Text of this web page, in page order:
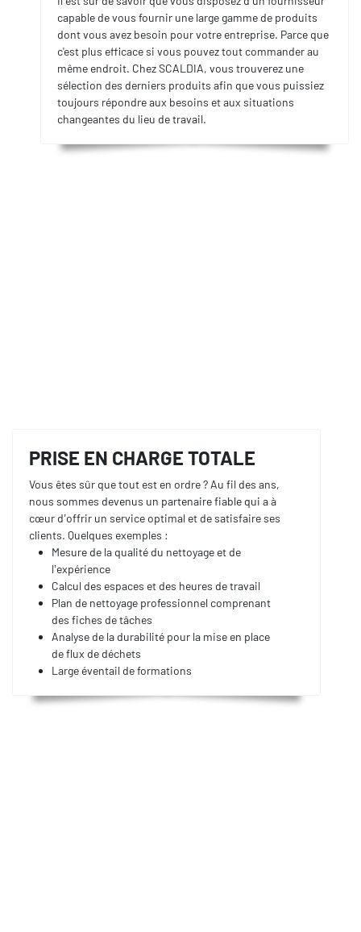
capable de vous fournir une large gamme de produits
dont vous avez besoin pour votre entreprise. Parce que
c'est plus efficace si vous pouvez tout commander au
même endroit. Chez SCALDIA, vous trouverez une
sélection des derniers produits afin que vous puissiez
toujours répondre aux besoins et aux situations
changeantes du lieu de travail.
PRISE EN CHARGE TOTALE
Vous êtes sûr que tout est en ordre ? Au fil des ans,
nous sommes devenus un partenaire fiable qui a à
cœur d’offrir un service optimal et de satisfaire ses
clients. Quelques exemples :
Mesure de la qualité du nettoyage et de
l’expérience
Calcul des espaces et des heures de travail
Plan de nettoyage professionnel comprenant
des fiches de tâches
Analyse de la durabilité pour la mise en place
de flux de déchets
Large éventail de formations